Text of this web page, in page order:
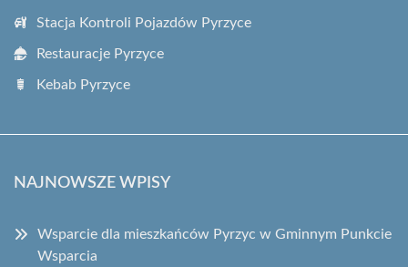
Stacja Kontroli Pojazdów Pyrzyce
Restauracje Pyrzyce
Kebab Pyrzyce
NAJNOWSZE WPISY
Wsparcie dla mieszkańców Pyrzyc w Gminnym Punkcie
Wsparcia